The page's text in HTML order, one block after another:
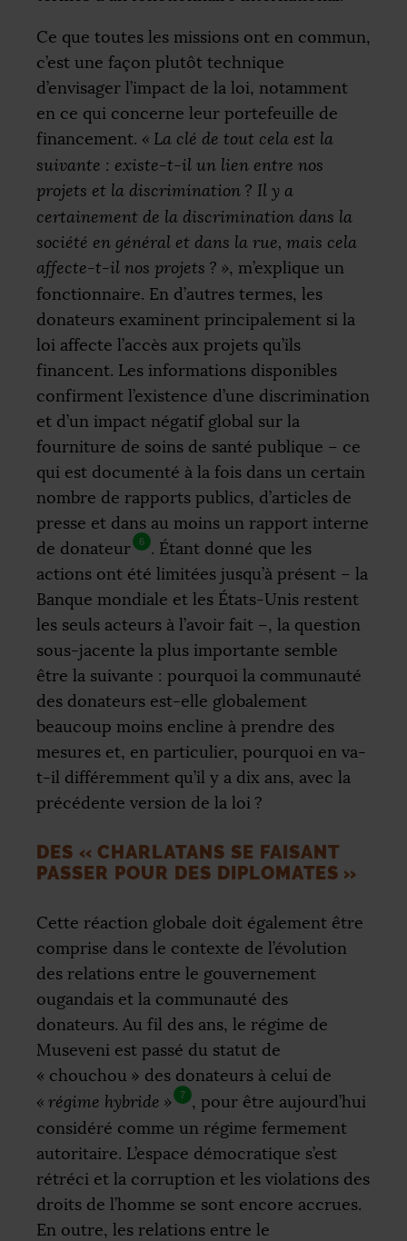
Ce que toutes les missions ont en commun,
c’est une façon plutôt technique
d’envisager l’impact de la loi, notamment
en ce qui concerne leur portefeuille de
financement. « La clé de tout cela est la
suivante : existe-t-il un lien entre nos
projets et la discrimination ? Il y a
certainement de la discrimination dans la
société en général et dans la rue, mais cela
affecte-t-il nos projets ? », m’explique un
fonctionnaire. En d’autres termes, les
donateurs examinent principalement si la
loi affecte l’accès aux projets qu’ils
financent. Les informations disponibles
confirment l’existence d’une discrimination
et d’un impact négatif global sur la
fourniture de soins de santé publique – ce
qui est documenté à la fois dans un certain
nombre de rapports publics, d’articles de
presse et dans au moins un rapport interne
de donateur
6
. Étant donné que les
actions ont été limitées jusqu’à présent – la
Banque mondiale et les États-Unis restent
les seuls acteurs à l’avoir fait –, la question
sous-jacente la plus importante semble
être la suivante : pourquoi la communauté
des donateurs est-elle globalement
beaucoup moins encline à prendre des
mesures et, en particulier, pourquoi en va-
t-il différemment qu’il y a dix ans, avec la
précédente version de la loi ?
DES « CHARLATANS SE FAISANT
PASSER POUR DES DIPLOMATES »
Cette réaction globale doit également être
comprise dans le contexte de l’évolution
des relations entre le gouvernement
ougandais et la communauté des
donateurs. Au fil des ans, le régime de
Museveni est passé du statut de
« chouchou » des donateurs à celui de
« régime hybride » 7
, pour être aujourd’hui
considéré comme un régime fermement
autoritaire. L’espace démocratique s’est
rétréci et la corruption et les violations des
droits de l’homme se sont encore accrues.
En outre, les relations entre le